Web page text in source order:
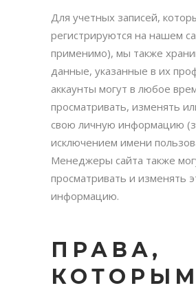
Для учетных записей,
регистрируются на нашем
применимо), мы также
данные, указанные в их
аккаунты могут в любое
просматривать, изменять
свою личную информацию
исключением имени
Менеджеры сайта также
просматривать и изменять
информацию.
ПРАВА,